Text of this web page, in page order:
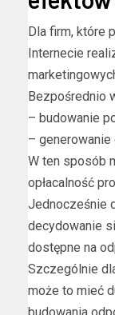
Dla firm, które
Internecie
Bezpośrednio
– budowanie
–
W ten sposób
opłacalność
Jednocześnie
decydowanie
dostępne na
Szczególnie
może to mieć
budowania